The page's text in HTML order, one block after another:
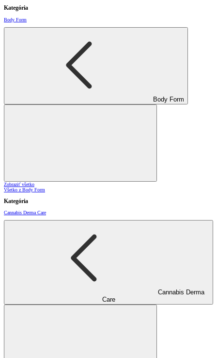
Kategória
Body Form
Body Form
Zobraziť všetko
Všetko z Body Form
Kategória
Cannabis Derma Care
Cannabis Derma
Care